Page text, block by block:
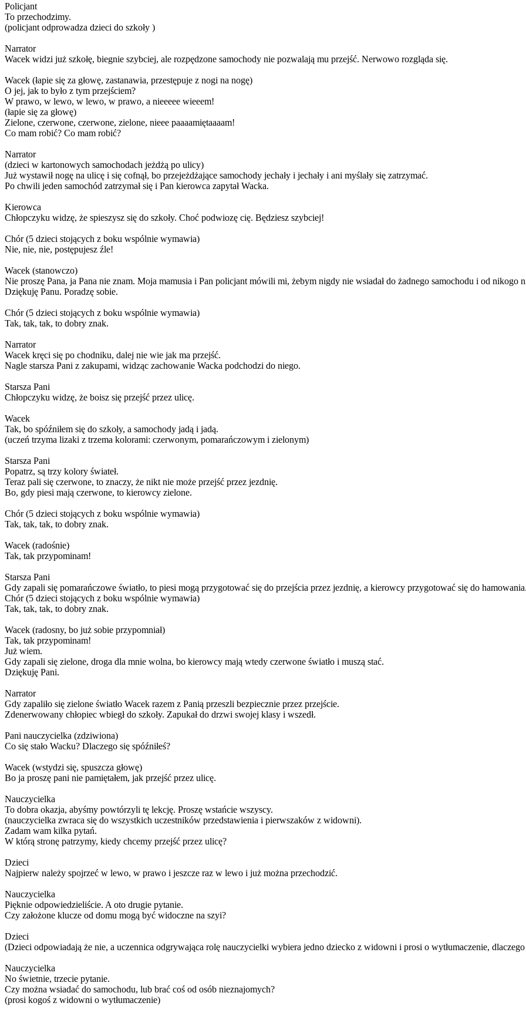
Policjant
To przechodzimy.
(policjant odprowadza dzieci do szkoły )
Narrator
Wacek widzi już szkołę, biegnie szybciej, ale rozpędzone samochody nie pozwalają mu przejść. Nerwowo rozgląda się.
Wacek (łapie się za głowę, zastanawia, przestępuje z nogi na nogę)
O jej, jak to było z tym przejściem?
W prawo, w lewo, w lewo, w prawo, a nieeeee wieeem!
(łapie się za głowę)
Zielone, czerwone, czerwone, zielone, nieee paaaamiętaaaam!
Co mam robić? Co mam robić?
Narrator
(dzieci w kartonowych samochodach jeżdżą po ulicy)
Już wystawił nogę na ulicę i się cofnął, bo przejeżdżające samochody jechały i jechały i ani myślały się zatrzymać.
Po chwili jeden samochód zatrzymał się i Pan kierowca zapytał Wacka.
Kierowca
Chłopczyku widzę, że spieszysz się do szkoły. Choć podwiozę cię. Będziesz szybciej!
Chór (5 dzieci stojących z boku wspólnie wymawia)
Nie, nie, nie, postępujesz źle!
Wacek (stanowczo)
Nie proszę Pana, ja Pana nie znam. Moja mamusia i Pan policjant mówili mi, żebym nigdy nie wsiadał do żadnego samochodu i od nikogo
Dziękuję Panu. Poradzę sobie.
Chór (5 dzieci stojących z boku wspólnie wymawia)
Tak, tak, tak, to dobry znak.
Narrator
Wacek kręci się po chodniku, dalej nie wie jak ma przejść.
Nagle starsza Pani z zakupami, widząc zachowanie Wacka podchodzi do niego.
Starsza Pani
Chłopczyku widzę, że boisz się przejść przez ulicę.
Wacek
Tak, bo spóźniłem się do szkoły, a samochody jadą i jadą.
(uczeń trzyma lizaki z trzema kolorami: czerwonym, pomarańczowym i zielonym)
Starsza Pani
Popatrz, są trzy kolory świateł.
Teraz pali się czerwone, to znaczy, że nikt nie może przejść przez jezdnię.
Bo, gdy piesi mają czerwone, to kierowcy zielone.
Chór (5 dzieci stojących z boku wspólnie wymawia)
Tak, tak, tak, to dobry znak.
Wacek (radośnie)
Tak, tak przypominam!
Starsza Pani
Gdy zapali się pomarańczowe światło, to piesi mogą przygotować się do przejścia przez jezdnię, a kierowcy przygotować się do
Chór (5 dzieci stojących z boku wspólnie wymawia)
Tak, tak, tak, to dobry znak.
Wacek (radosny, bo już sobie przypomniał)
Tak, tak przypominam!
Już wiem.
Gdy zapali się zielone, droga dla mnie wolna, bo kierowcy mają wtedy czerwone światło i muszą stać.
Dziękuję Pani.
Narrator
Gdy zapaliło się zielone światło Wacek razem z Panią przeszli bezpiecznie przez przejście.
Zdenerwowany chłopiec wbiegł do szkoły. Zapukał do drzwi swojej klasy i wszedł.
Pani nauczycielka (zdziwiona)
Co się stało Wacku? Dlaczego się spóźniłeś?
Wacek (wstydzi się, spuszcza głowę)
Bo ja proszę pani nie pamiętałem, jak przejść przez ulicę.
Nauczycielka
To dobra okazja, abyśmy powtórzyli tę lekcję. Proszę wstańcie wszyscy.
(nauczycielka zwraca się do wszystkich uczestników przedstawienia i pierwszaków z widowni).
Zadam wam kilka pytań.
W którą stronę patrzymy, kiedy chcemy przejść przez ulicę?
Dzieci
Najpierw należy spojrzeć w lewo, w prawo i jeszcze raz w lewo i już można przechodzić.
Nauczycielka
Pięknie odpowiedzieliście. A oto drugie pytanie.
Czy założone klucze od domu mogą być widoczne na szyi?
Dzieci
(Dzieci odpowiadają że nie, a uczennica odgrywająca rolę nauczycielki wybiera jedno dziecko z widowni i prosi o wytłumaczenie,
Nauczycielka
No świetnie, trzecie pytanie.
Czy można wsiadać do samochodu, lub brać coś od osób nieznajomych?
(prosi kogoś z widowni o wytłumaczenie)